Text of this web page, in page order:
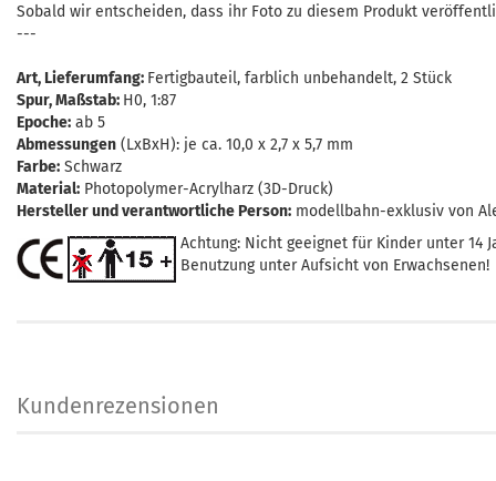
Sobald wir entscheiden, dass ihr Foto zu diesem Produkt
---
Art, Lieferumfang: Fertigbauteil, farblich unbehandelt, 2 Stück
Spur, Maßstab: H0, 1:87
Epoche: ab 5
Abmessungen (LxBxH): je ca. 10,0 x 2,7 x 5,7 mm
Farbe: Schwarz
Material: Photopolymer-Acrylharz (3D-Druck)
Hersteller und verantwortliche Person: modellbahn-exklusiv von
Achtung: Nicht geeignet für Kinder unter 14
Benutzung unter Aufsicht von Erwachsenen!
Kundenrezensionen